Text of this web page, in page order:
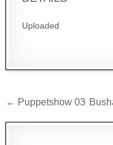
Uploaded
← Puppetshow 03